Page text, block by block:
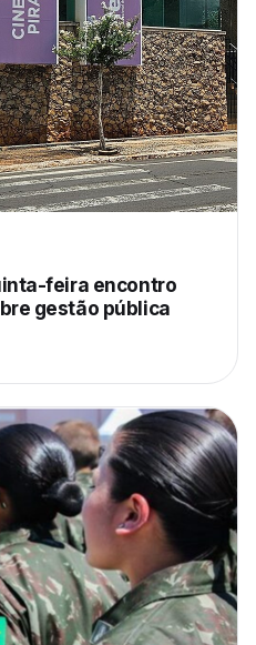
feira encontro
gestão pública